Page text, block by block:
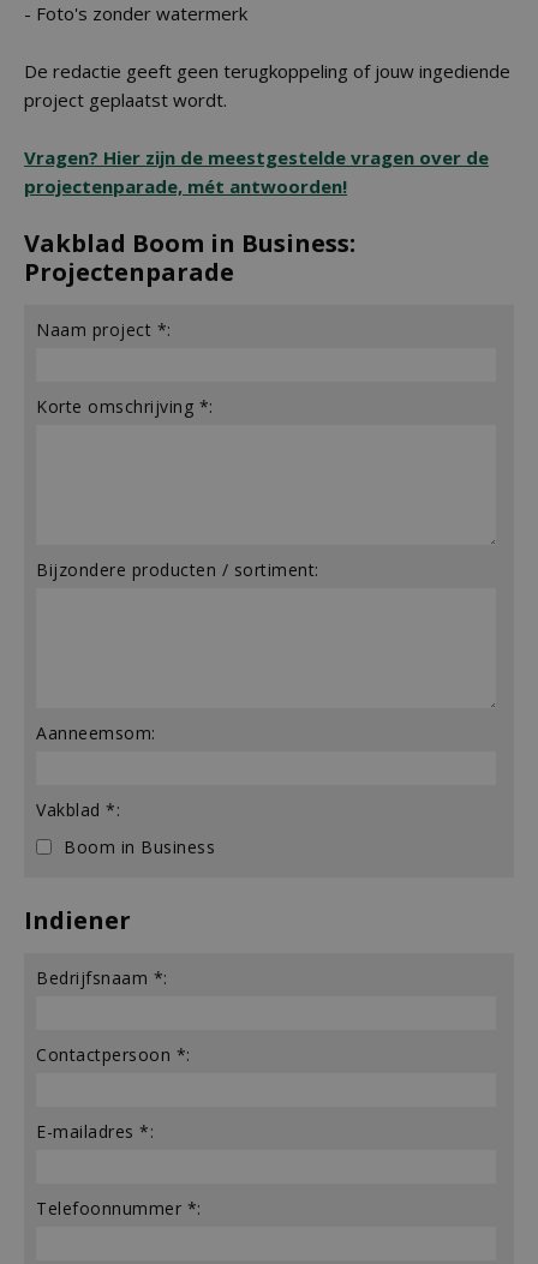
- Foto's zonder watermerk
De redactie geeft geen terugkoppeling of jouw ingediende
project geplaatst wordt.
Vragen? Hier zijn de meestgestelde vragen over de
projectenparade, mét antwoorden!
Vakblad Boom in Business:
Projectenparade
Naam project *:
Korte omschrijving *:
Bijzondere producten / sortiment:
Aanneemsom:
Vakblad *:
Boom in Business
Indiener
Bedrijfsnaam *:
Contactpersoon *:
E-mailadres *:
Telefoonnummer *: